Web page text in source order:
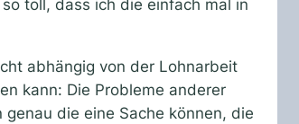
toll, dass ich die einfach mal in
abhängig von der Lohnarbeit
kann: Die Probleme anderer
die eine Sache können, die